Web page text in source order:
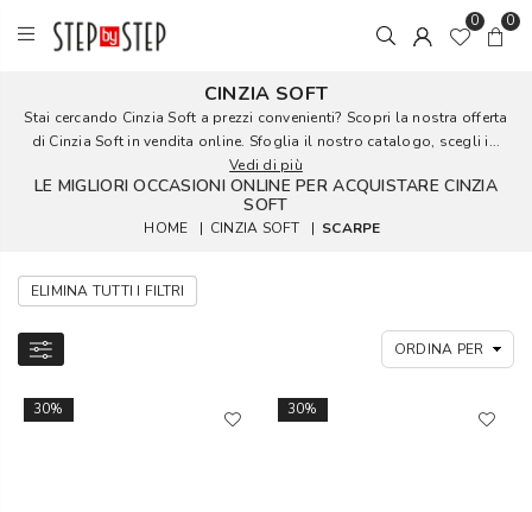
0 0
CINZIA SOFT
Stai cercando Cinzia Soft a prezzi convenienti? Scopri la nostra offerta
di Cinzia Soft in vendita online. Sfoglia il nostro catalogo, scegli i...
Vedi di più
LE MIGLIORI OCCASIONI ONLINE PER ACQUISTARE CINZIA
SOFT
HOME | CINZIA SOFT | SCARPE
ELIMINA TUTTI I FILTRI
30% 30%